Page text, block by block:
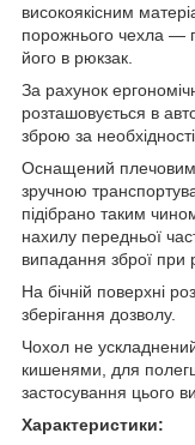
високоякісним
порожнього чехла —
його в рюкзак.
За рахунок
розташовується в
зброю за
Оснащений
зручною
підібрано таким
нахилу передньої
випадання зброї при
На бічній поверхні
зберігання дозволу.
Чохол не
кишенями, для
застосування цього
Характеристики: